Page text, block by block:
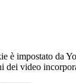
è impostato da
dei video